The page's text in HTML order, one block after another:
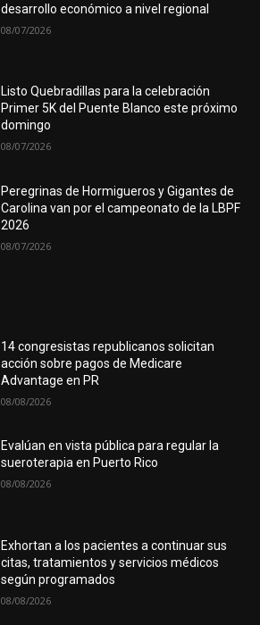
desarrollo económico a nivel regional
08/07/2026
Listo Quebradillas para la celebración
Primer 5K del Puente Blanco este próximo
domingo
08/07/2026
Peregrinas de Hormigueros y Gigantes de
Carolina van por el campeonato de la LBPF
2026
08/07/2026
14 congresistas republicanos solicitan
acción sobre pagos de Medicare
Advantage en PR
08/08/2026
Evalúan en vista pública para regular la
sueroterapia en Puerto Rico
08/08/2026
Exhortan a los pacientes a continuar sus
citas, tratamientos y servicios médicos
según programados
08/08/2026